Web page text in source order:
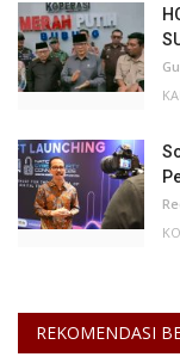
REKOMENDASI